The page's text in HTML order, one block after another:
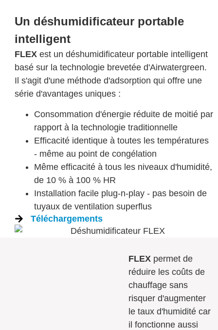
Un déshumidificateur portable
intelligent
FLEX est un déshumidificateur portable intelligent
basé sur la technologie brevetée d'Airwatergreen.
Il s'agit d'une méthode d'adsorption qui offre une
série d'avantages uniques :
Consommation d'énergie réduite de moitié par
rapport à la technologie traditionnelle
Efficacité identique à toutes les températures
- même au point de congélation
Même efficacité à tous les niveaux d'humidité,
de 10 % à 100 % HR
Installation facile plug-n-play - pas besoin de
tuyaux de ventilation superflus
Téléchargements
FLEX permet de
réduire les coûts de
chauffage sans
risquer d'augmenter
le taux d'humidité car
il fonctionne aussi